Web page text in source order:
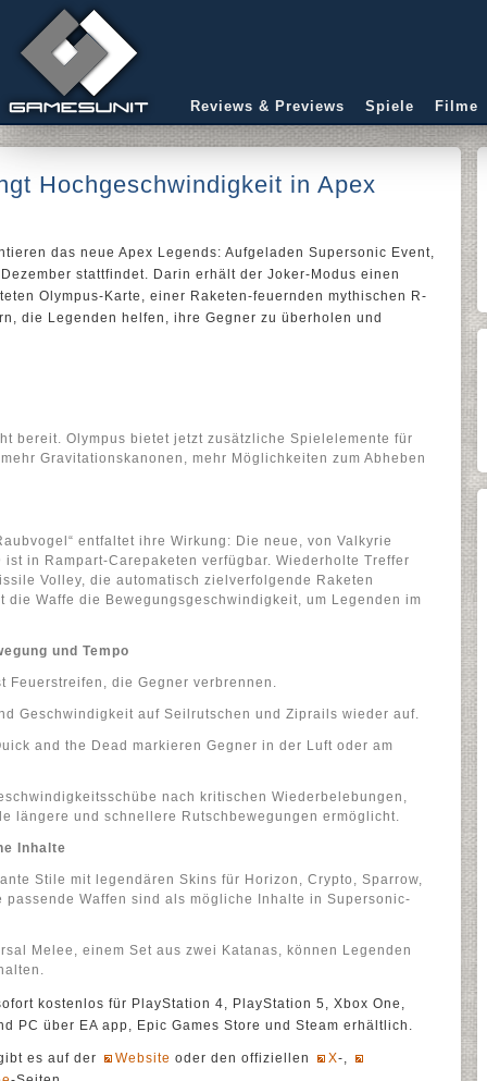
Reviews & Previews Spiele Filme
Hochgeschwindigkeit in Apex
das neue Apex Legends: Aufgeladen Supersonic Event,
stattfindet. Darin erhält der Joker-Modus einen
Olympus-Karte, einer Raketen-feuernden mythischen R-
die Legenden helfen, ihre Gegner zu überholen und
bereit. Olympus bietet jetzt zusätzliche Spielelemente für
Gravitationskanonen, mehr Möglichkeiten zum Abheben
entfaltet ihre Wirkung: Die neue, von Valkyrie
in Rampart-Carepaketen verfügbar. Wiederholte Treffer
Volley, die automatisch zielverfolgende Raketen
die Waffe die Bewegungsgeschwindigkeit, um Legenden im
und Tempo
Feuerstreifen, die Gegner verbrennen.
Geschwindigkeit auf Seilrutschen und Ziprails wieder auf.
and the Dead markieren Gegner in der Luft oder am
nach kritischen Wiederbelebungen,
längere und schnellere Rutschbewegungen ermöglicht.
Inhalte
Stile mit legendären Skins für Horizon, Crypto, Sparrow,
passende Waffen sind als mögliche Inhalte in Supersonic-
Melee, einem Set aus zwei Katanas, können Legenden
kostenlos für PlayStation 4, PlayStation 5, Xbox One,
PC über EA app, Epic Games Store und Steam erhältlich.
es auf der Website oder den offiziellen X-,